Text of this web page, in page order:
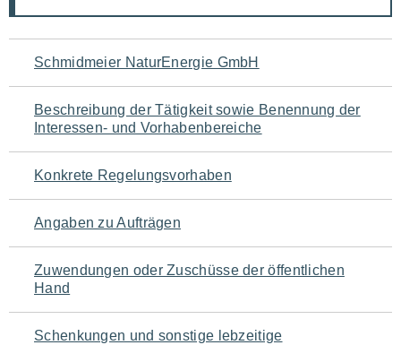
Navigation
für
den
Seiteninhalt
Schmidmeier NaturEnergie GmbH
Beschreibung der Tätigkeit sowie Benennung der
Interessen- und Vorhabenbereiche
Konkrete Regelungsvorhaben
Angaben zu Aufträgen
Zuwendungen oder Zuschüsse der öffentlichen
Hand
Schenkungen und sonstige lebzeitige